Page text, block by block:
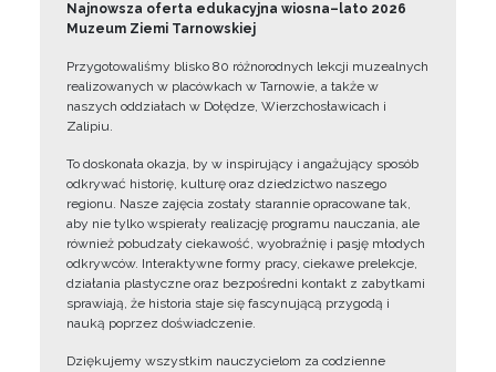
Najnowsza oferta edukacyjna wiosna–lato 2026
Muzeum Ziemi Tarnowskiej
Przygotowaliśmy blisko 80 różnorodnych lekcji muzealnych
realizowanych w placówkach w Tarnowie, a także w
naszych oddziałach w Dołędze, Wierzchosławicach i
Zalipiu.
To doskonała okazja, by w inspirujący i angażujący sposób
odkrywać historię, kulturę oraz dziedzictwo naszego
regionu. Nasze zajęcia zostały starannie opracowane tak,
aby nie tylko wspierały realizację programu nauczania, ale
również pobudzały ciekawość, wyobraźnię i pasję młodych
odkrywców. Interaktywne formy pracy, ciekawe prelekcje,
działania plastyczne oraz bezpośredni kontakt z zabytkami
sprawiają, że historia staje się fascynującą przygodą i
nauką poprzez doświadczenie.
Dziękujemy wszystkim nauczycielom za codzienne